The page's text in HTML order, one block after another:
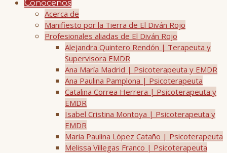
Conócenos
Acerca de
Manifiesto por la Tierra de El Diván Rojo
Profesionales aliadas de El Diván Rojo
Alejandra Quintero Rendón | Terapeuta y
Supervisora EMDR
Ana María Madrid | Psicoterapeuta y EMDR
Ana Paulina Pamplona | Psicoterapeuta
Catalina Correa Herrera | Psicoterapeuta y
EMDR
Isabel Cristina Montoya | Psicoterapeuta y
EMDR
Maria Paulina López Cataño | Psicoterapeuta
Melissa Villegas Franco | Psicoterapeuta